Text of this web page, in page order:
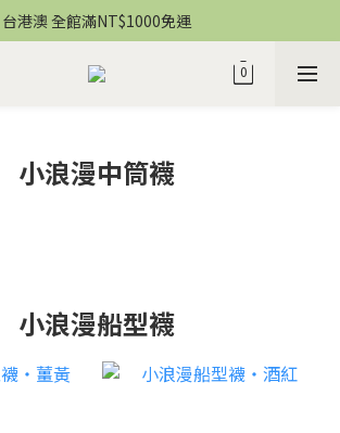
台港澳 全館滿NT$1000免運
小浪漫中筒襪
小浪漫船型襪